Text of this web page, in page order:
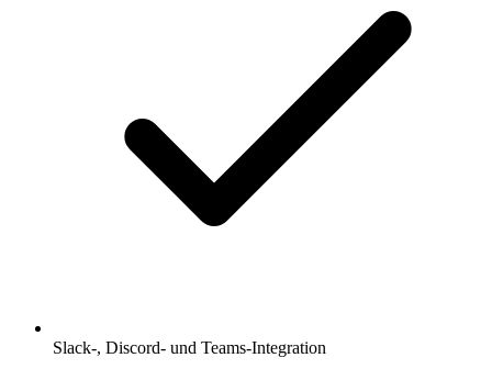
Slack-, Discord- und Teams-Integration